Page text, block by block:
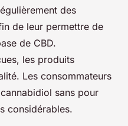
des
de leur permettre de
de CBD.
les produits
Les consommateurs
sans pour
considérables.